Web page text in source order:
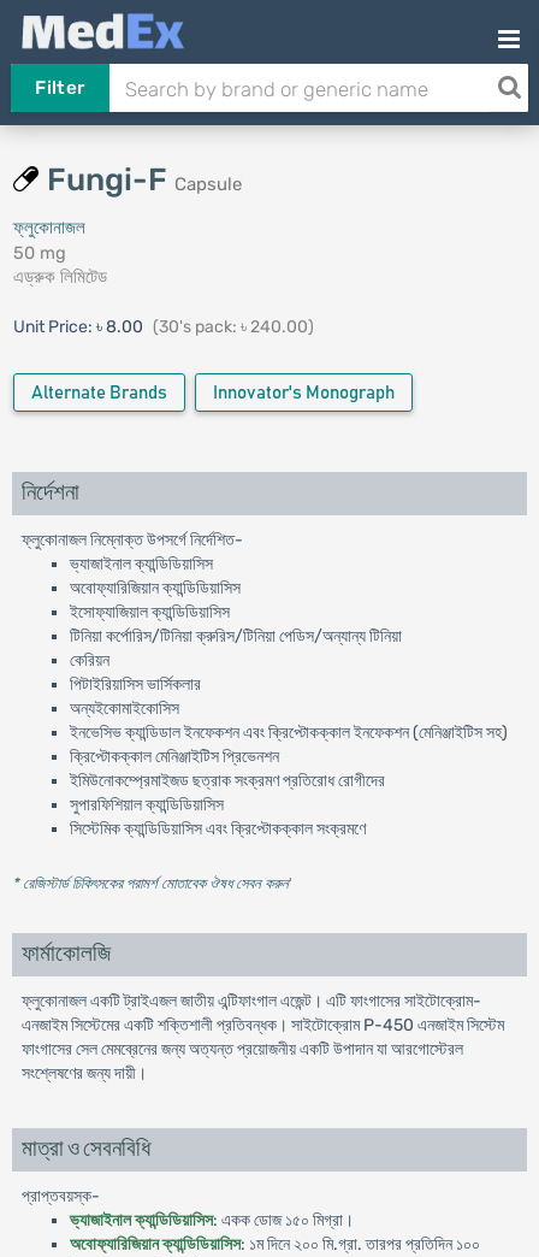
Filter
Fungi-F Capsule
ফ্লুকোনাজল
50 mg
এড্রুক লিমিটেড
Unit Price: ৳ 8.00 (30's pack: ৳ 240.00)
Alternate Brands Innovator's Monograph
নির্দেশনা
ফ্লুকোনাজল নিম্নোক্ত উপসর্গে নির্দেশিত-
ভ্যাজাইনাল ক্যান্ডিডিয়াসিস
অবোফ্যারিজিয়ান ক্যান্ডিডিয়াসিস
ইসোফ্যাজিয়াল ক্যান্ডিডিয়াসিস
টিনিয়া কর্পোরিস/টিনিয়া ক্রুরিস/টিনিয়া পেডিস/অন্যান্য টিনিয়া
কেরিয়ন
পিটাইরিয়াসিস ভার্সিকলার
অন্যইকোমাইকোসিস
ইনভেসিভ ক্যান্ডিডাল ইনফেকশন এবং ক্রিপ্টোকক্কাল ইনফেকশন (মেনিঞ্জাইটিস সহ)
ক্রিপ্টোকক্কাল মেনিঞ্জাইটিস প্রিভেনশন
ইমিউনোকম্প্রেমাইজড ছত্রাক সংক্রমণ প্রতিরোধ রোগীদের
সুপারফিশিয়াল ক্যান্ডিডিয়াসিস
সিস্টেমিক ক্যান্ডিডিয়াসিস এবং ক্রিপ্টোকক্কাল সংক্রমণে
* রেজিস্টার্ড চিকিৎসকের পরামর্শ মোতাবেক ঔষধ সেবন করুন'
ফার্মাকোলজি
ফ্লুকোনাজল একটি ট্রাইএজল জাতীয় এন্টিফাংগাল এজেন্ট। এটি ফাংগাসের সাইটোক্রোম-
এনজাইম সিস্টেমের একটি শক্তিশালী প্রতিবন্ধক। সাইটোক্রোম P-450 এনজাইম সিস্টেম
ফাংগাসের সেল মেমব্রেনের জন্য অত্যন্ত প্রয়োজনীয় একটি উপাদান যা আরগোস্টেরল
সংশ্লেষণের জন্য দায়ী।
মাত্রা ও সেবনবিধি
প্রাপ্তবয়স্ক-
ভ্যাজাইনাল ক্যান্ডিডিয়াসিস: একক ডোজ ১৫০ মিগ্রা।
অবোফ্যারিজিয়ান ক্যান্ডিডিয়াসিস: ১ম দিনে ২০০ মি.গ্রা. তারপর প্রতিদিন ১০০